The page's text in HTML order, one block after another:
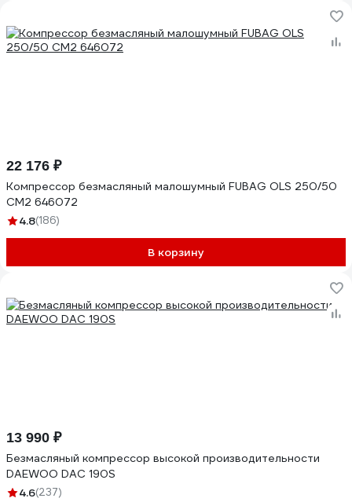
22 176 ₽
Компрессор безмасляный малошумный FUBAG OLS 250/50
CM2 646072
4.8(186)
В корзину
13 990 ₽
Безмасляный компрессор высокой производительности
DAEWOO DAC 190S
4.6(237)